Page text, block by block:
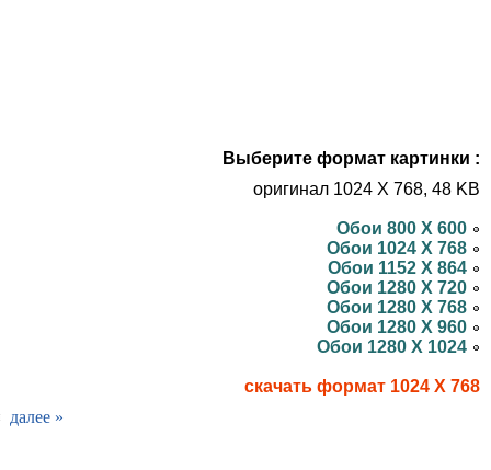
Выберите формат картинки :
оригинал 1024 X 768, 48 KB
Обои 800 X 600
Обои 1024 X 768
Обои 1152 X 864
Обои 1280 X 720
Обои 1280 X 768
Обои 1280 X 960
Обои 1280 X 1024
скачать формат 1024 X 768
далее »